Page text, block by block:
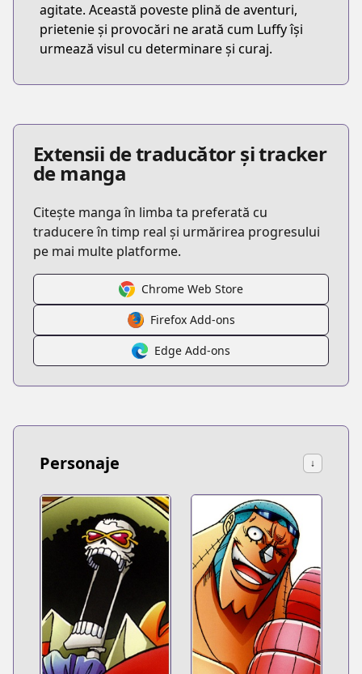
agitate. Această poveste plină de aventuri,
prietenie și provocări ne arată cum Luffy își
urmează visul cu determinare și curaj.
Extensii de traducător și tracker
de manga
Citește manga în limba ta preferată cu
traducere în timp real și urmărirea progresului
pe mai multe platforme.
Chrome Web Store
Firefox Add-ons
Edge Add-ons
Personaje ↓